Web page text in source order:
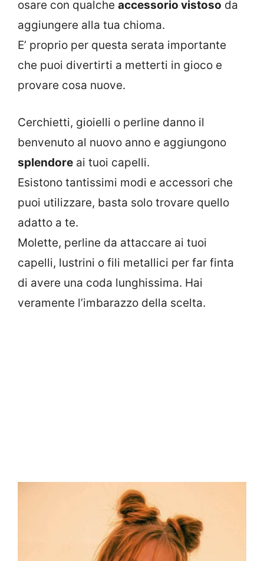
osare con qualche accessorio vistoso da
aggiungere alla tua chioma.
E’ proprio per questa serata importante
che puoi divertirti a metterti in gioco e
provare cosa nuove.
Cerchietti, gioielli o perline danno il
benvenuto al nuovo anno e aggiungono
splendore ai tuoi capelli.
Esistono tantissimi modi e accessori che
puoi utilizzare, basta solo trovare quello
adatto a te.
Molette, perline da attaccare ai tuoi
capelli, lustrini o fili metallici per far finta
di avere una coda lunghissima. Hai
veramente l’imbarazzo della scelta.